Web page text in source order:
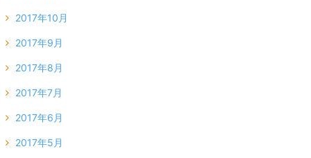
2017年10月
2017年9月
2017年8月
2017年7月
2017年6月
2017年5月